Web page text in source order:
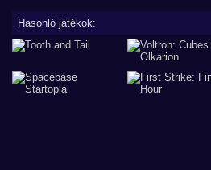
Hasonló játékok: